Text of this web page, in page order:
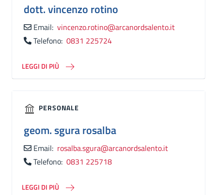
dott.vincenzo rotino
Email: vincenzo.rotino@arcanordsalento.it
Telefono: 0831 225724
LEGGI DI PIÙ
PERSONALE
geom. sgura rosalba
Email: rosalba.sgura@arcanordsalento.it
Telefono: 0831 225718
LEGGI DI PIÙ